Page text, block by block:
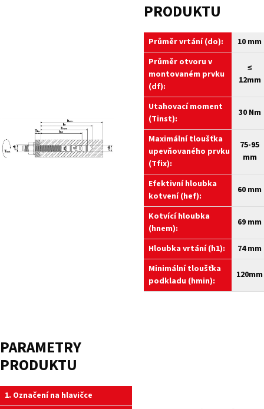
PRODUKTU
Průměr vrtání (do):
10 mm
Průměr otvoru v
montovaném prvku
(df):
≤
12mm
Utahovací moment
(Tinst):
30 Nm
Maximální tloušťka
upevňovaného prvku
(Tfix):
75-95
mm
Efektivní hloubka
kotvení (hef):
60 mm
Kotvící hloubka
(hnem):
69 mm
Hloubka vrtání (h1):
74 mm
Minimální tloušťka
podkladu (hmin):
120mm
PARAMETRY
PRODUKTU
1. Označení na hlavičce